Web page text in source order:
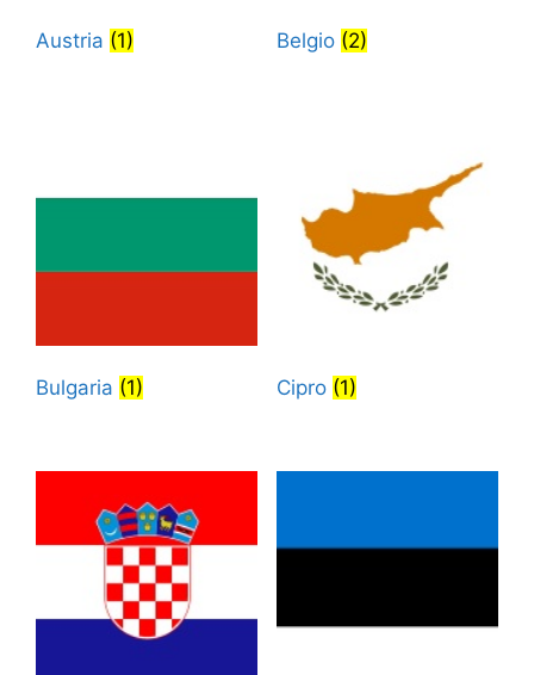
Austria (1) Belgio (2)
Bulgaria (1) Cipro (1)